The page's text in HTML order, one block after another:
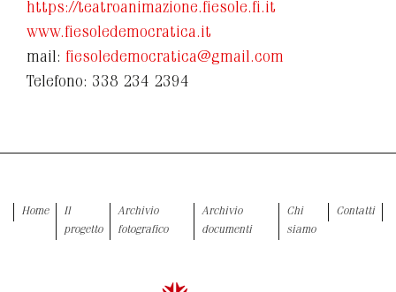
https://teatroanimazione.fiesole.fi.it
www.fiesoledemocratica.it
mail: fiesoledemocratica@gmail.com
Telefono: 338 234 2394
Home
Il
progetto
Archivio
fotografico
Archivio
documenti
Chi
siamo
Contatti